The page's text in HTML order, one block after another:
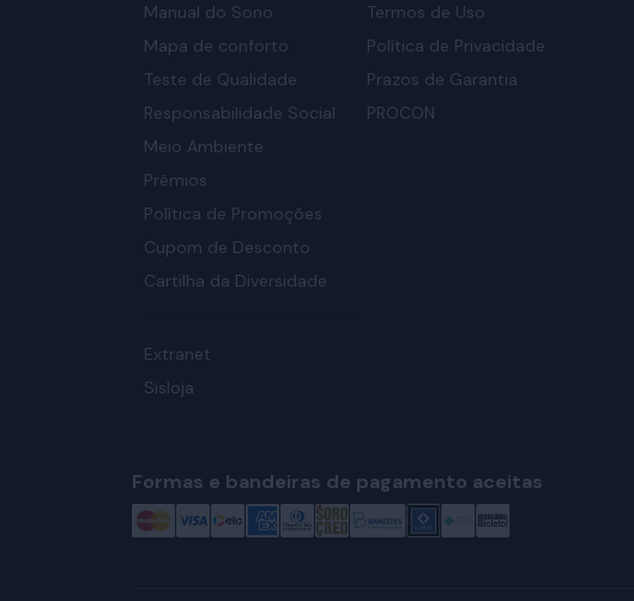
Manual do Sono
Mapa de conforto
Teste de Qualidade
Responsabilidade Social
Meio Ambiente
Prêmios
Política de Promoções
Cupom de Desconto
Cartilha da Diversidade
Extranet
Sisloja
Termos de Uso
Política de Privacidade
Prazos de Garantia
PROCON
Formas e bandeiras de pagamento aceitas